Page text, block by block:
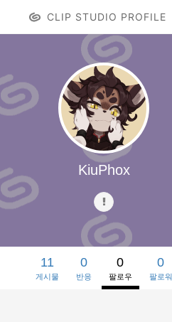
CLIP STUDIO PROFILE
KiuPhox
11
게시물
0
반응
0
팔로우
0
팔로워